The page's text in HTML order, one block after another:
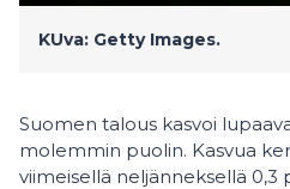
KUva: Getty Images.
Suomen talous kasvoi
molemmin puolin. Kasvua
viimeisellä neljänneksellä 0,3